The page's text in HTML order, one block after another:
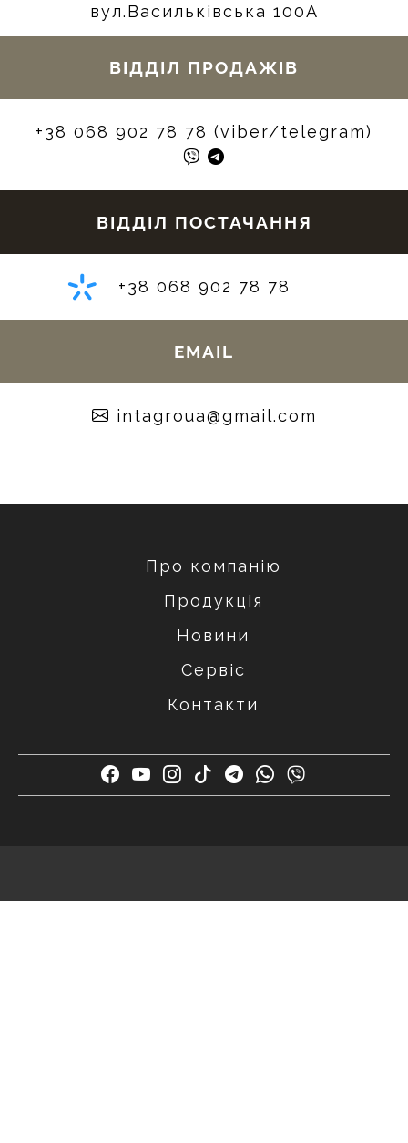
вул.Васильківська 100А
ВІДДІЛ ПРОДАЖІВ
+38 068 902 78 78 (viber/telegram)
ВІДДІЛ ПОСТАЧАННЯ
+38 068 902 78 78
EMAIL
moc.liamg@auorgatni
Про компанію
Продукція
Новини
Сервіс
Контакти